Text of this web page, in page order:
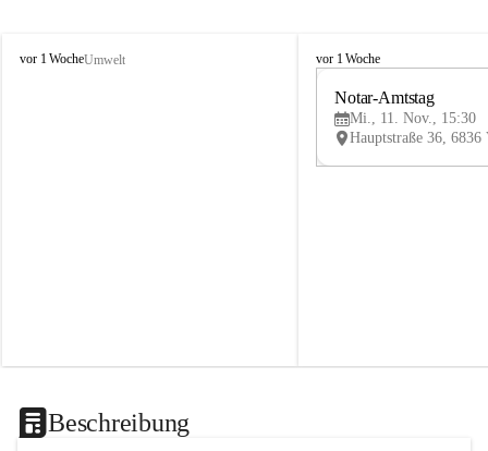
V
vor 1 WocheUmwelt
V
vor 1 Woche
Notar-Amtstag
Mi., 11. Nov., 15:30
Beschreibung